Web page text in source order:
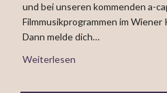
und bei unseren kommenden a-
Filmmusikprogrammen im
Dann melde dich…
Weiterlesen